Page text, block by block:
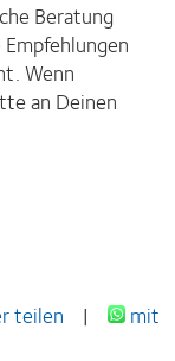
Beratung
Wenn
an Deinen
teilen |
mit